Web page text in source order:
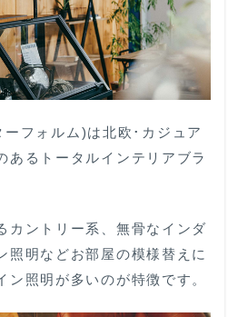
フォルム)は北欧･カジュア
あるトータルインテリアブラ
カントリー系、無骨なインダ
照明などお部屋の模様替えに
ン照明が多いのが特徴です。